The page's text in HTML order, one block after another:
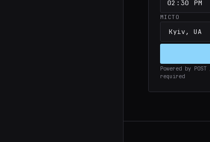
МІСТО
Powered by
required